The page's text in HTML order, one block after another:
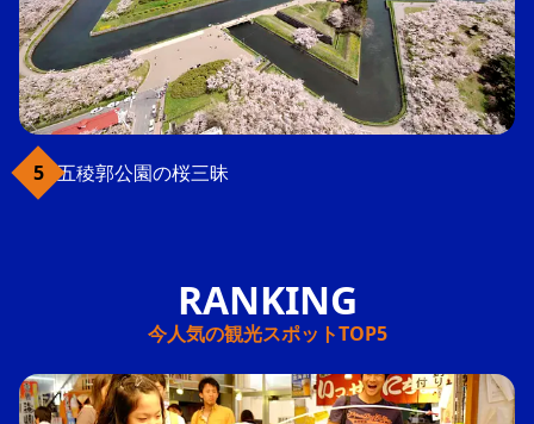
五稜郭公園の桜三昧
今人気の観光スポットTOP5